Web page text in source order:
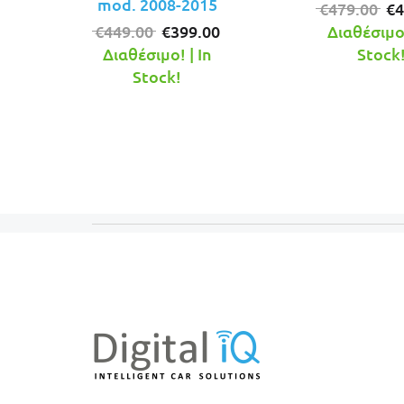
€449.00 Original
price
was:
€399.00
Διαθέσιμο! | In
Stock!
€479.00 €